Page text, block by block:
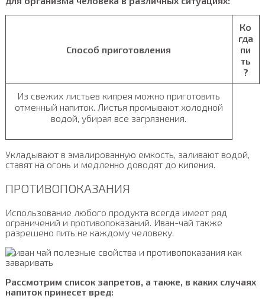
Способ приготовления
Ко
гда
пи
ть
?
Из свежих листьев кипрея можно приготовить
отменный напиток. Листья промывают холодной
водой, убирая все загрязнения.
Укладывают в эмалированную емкость, заливают водой,
ставят на огонь и медленно доводят до кипения.
ПРОТИВОПОКАЗАНИЯ
Использование любого продукта всегда имеет ряд
ограничений и противопоказаний. Иван-чай также
разрешено пить не каждому человеку.
Рассмотрим список запретов, а также, в каких случаях
напиток принесет вред: